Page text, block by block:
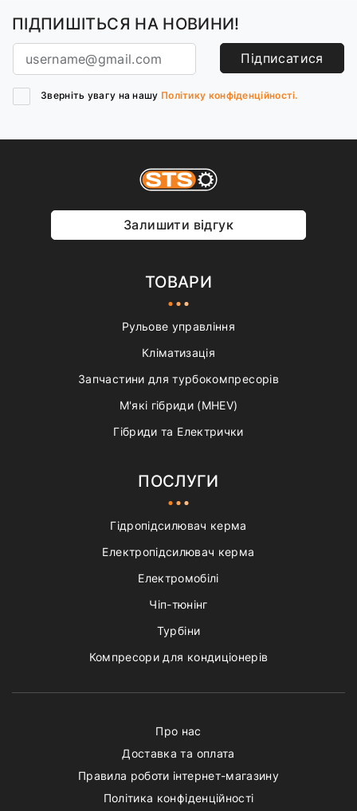
ПІДПИШІТЬСЯ НА НОВИНИ!
Підписатися
Зверніть увагу на нашу Політику конфіденційності.
Залишити відгук
ТОВАРИ
Рульове управління
Кліматизація
Запчастини для турбокомпресорів
М'які гібриди (MHEV)
Гібриди та Електрички
ПОСЛУГИ
Гідропідсилювач керма
Електропідсилювач керма
Електромобілі
Чіп-тюнінг
Турбіни
Компресори для кондиціонерів
Про нас
Доставка та оплата
Правила роботи інтернет-магазину
Політика конфіденційності